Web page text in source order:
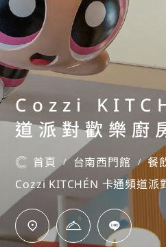
Cozzi
道派對歡樂廚
首頁 / 台南西門館 / 餐
Cozzi KITCHÉN 卡通頻道派